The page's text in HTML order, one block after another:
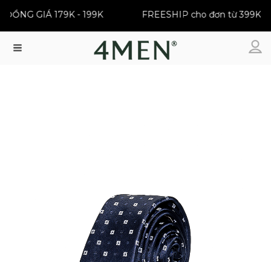
GIÁ 179K - 199K FREESHIP cho đơn từ 399K